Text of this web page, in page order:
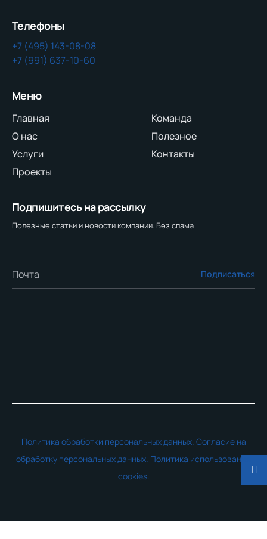
Телефоны
+7 (495) 143-08-08
+7 (991) 637-10-60
Меню
Главная
О нас
Услуги
Проекты
Команда
Полезное
Контакты
Подпишитесь на рассылку
Полезные статьи и новости компании. Без спама
Подписаться
Политика обработки персональных данных. Согласие на
обработку персональных данных. Политика использования
cookies.